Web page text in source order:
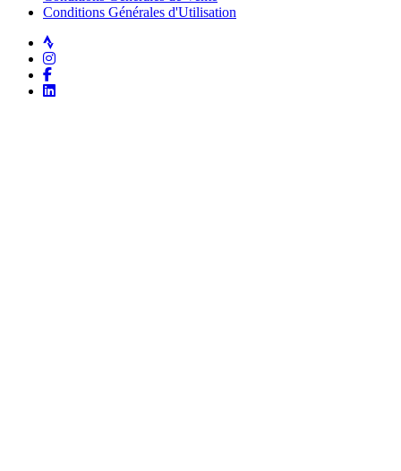
Conditions Générales d'Utilisation
Strava
Instagram
Facebook
LinkedIn